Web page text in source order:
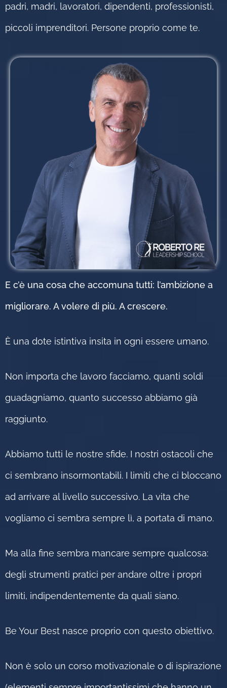
padri, madri, lavoratori, dipendenti, professionisti,
piccoli imprenditori. Persone proprio come te.
E c’è una cosa che accomuna tutti: l’ambizione a
migliorare. A volere di più. A crescere.
È una dote istintiva insita in ogni essere umano.
Non importa che lavoro facciamo, quanti soldi
guadagniamo, quanto successo abbiamo già
raggiunto.
Abbiamo tutti le nostre sfide. I nostri ostacoli che
ci sembrano insormontabili. I limiti che ci bloccano
ad arrivare al livello successivo. La vita che
vogliamo ci sembra sempre lì, a portata di mano.
Ma alla fine sembra mancare sempre qualcosa:
degli strumenti pratici per andare oltre i propri
limiti, indipendentemente da quali siano.
Be Your Best nasce proprio con questo obiettivo.
Non è solo un corso motivazionale o di ispirazione